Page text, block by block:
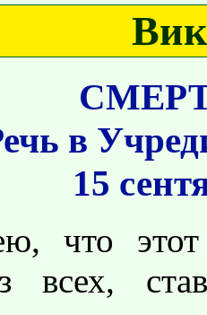
в
15
что
всех,